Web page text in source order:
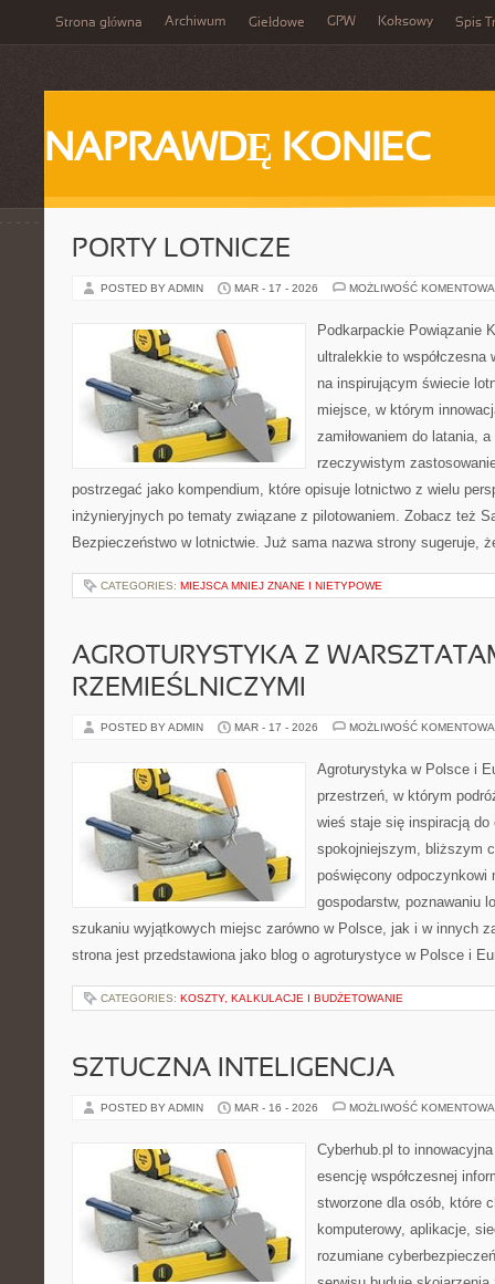
Strona główna Archiwum Giełdowe GPW Koksowy Spis
NAPRAWDĘ KONIEC
PORTY LOTNICZE
POSTED BY ADMIN MAR - 17 - 2026 MOŻLIWOŚĆ
Podkarpackie Powiązanie
ultralekkie to
na inspirującym świecie
miejsce, w którym
zamiłowaniem do latania,
rzeczywistym
postrzegać jako kompendium, które opisuje lotnictwo z wielu
inżynieryjnych po tematy związane z pilotowaniem. Zobacz też
Bezpieczeństwo w lotnictwie. Już sama nazwa strony sugeruje,
CATEGORIES: MIEJSCA MNIEJ ZNANE I NIETYPOWE
AGROTURYSTYKA Z
RZEMIEŚLNICZYMI
POSTED BY ADMIN MAR - 17 - 2026 MOŻLIWOŚĆ
Agroturystyka w Polsce i
przestrzeń, w którym
wieś staje się inspiracją do
spokojniejszym, bliższym
poświęcony odpoczynkowi
gospodarstw, poznawaniu
szukaniu wyjątkowych miejsc zarówno w Polsce, jak i w innych
strona jest przedstawiona jako blog o agroturystyce w Polsce i
CATEGORIES: KOSZTY, KALKULACJE I BUDŻETOWANIE
SZTUCZNA INTELIGENCJA
POSTED BY ADMIN MAR - 16 - 2026 MOŻLIWOŚĆ
Cyberhub.pl to
esencję współczesnej
stworzone dla osób, które
komputerowy, aplikacje,
rozumiane